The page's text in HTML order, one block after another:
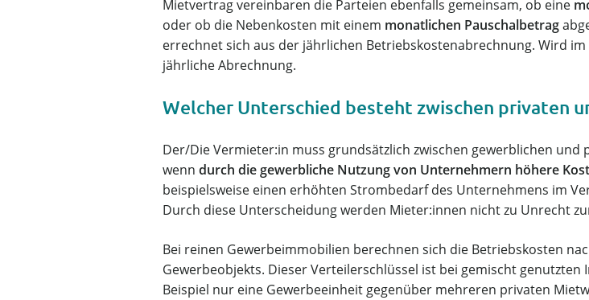
Mietvertrag vereinbaren die Parteien ebenfalls gemeinsam, ob eine
oder ob die Nebenkosten mit einem monatlichen Pauschalbetrag
errechnet sich aus der jährlichen Betriebskostenabrechnung. Wird
jährliche Abrechnung.
Welcher Unterschied besteht zwischen privaten
Der/Die Vermieter:in muss grundsätzlich zwischen gewerblichen
wenn durch die gewerbliche Nutzung von Unternehmern höhere
beispielsweise einen erhöhten Strombedarf des Unternehmens im
Durch diese Unterscheidung werden Mieter:innen nicht zu Unrecht
Bei reinen Gewerbeimmobilien berechnen sich die Betriebskosten
Gewerbeobjekts. Dieser Verteilerschlüssel ist bei gemischt
Beispiel nur eine Gewerbeeinheit gegenüber mehreren privaten